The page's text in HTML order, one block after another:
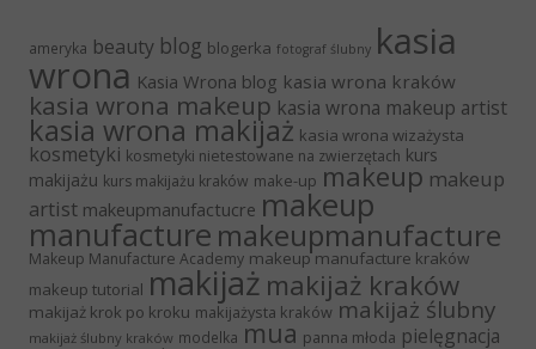
ameryka beauty blog blogerka fotograf ślubny kasia
wrona Kasia Wrona blog kasia wrona kraków
kasia wrona makeup kasia wrona makeup artist
kasia wrona makijaż kasia wrona wizażysta
kosmetyki kosmetyki nietestowane na zwierzętach kurs
makijażu kurs makijażu kraków make-up makeup makeup
artist makeupmanufactucre makeup
manufacture makeupmanufacture
Makeup Manufacture Academy makeup manufacture kraków
makeup tutorial makijaż makijaż kraków
makijaż krok po kroku makijażysta kraków makijaż ślubny
makijaż ślubny kraków modelka mua panna młoda pielęgnacja